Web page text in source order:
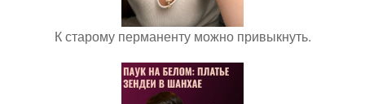
К старому перманенту можно привыкнуть.